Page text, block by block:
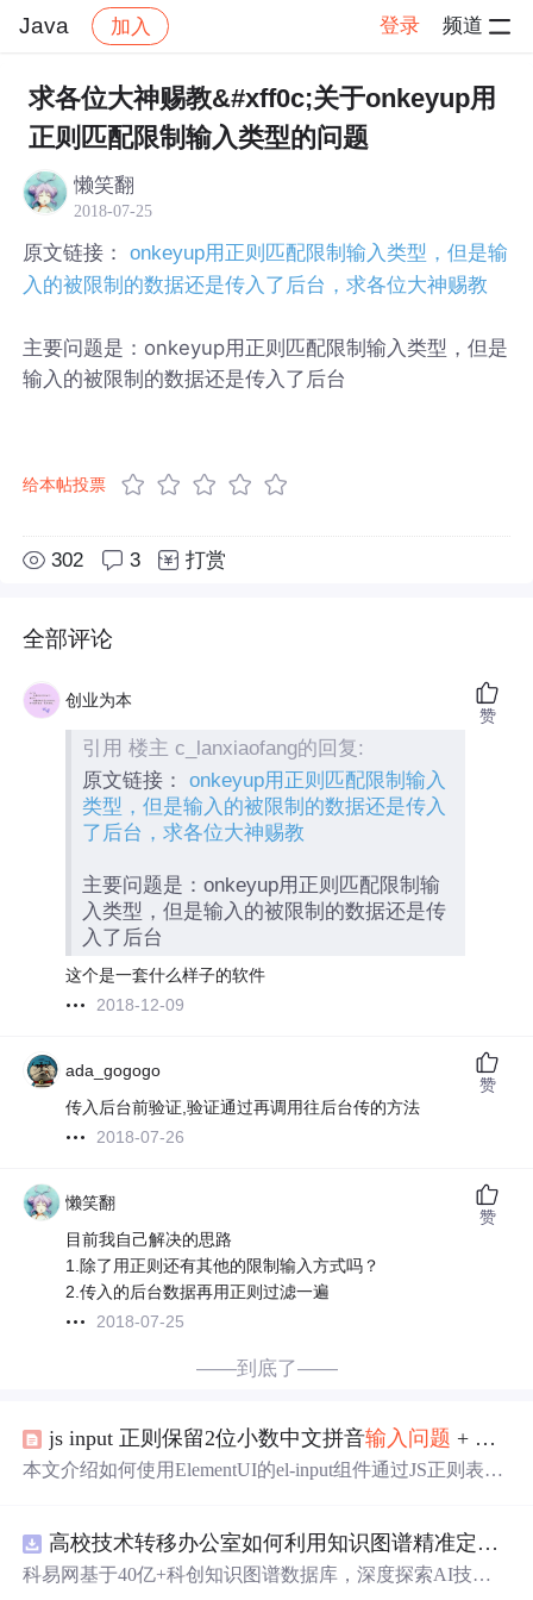
Java 加入 登录 频道
社区 Java 帖子详情
求各位大神赐教&#xff0c;关于onkeyup用
正则匹配限制输入类型的问题
懒笑翻
2018-07-25
原文链接：onkeyup用正则匹配限制输入类型，但是输
入的被限制的数据还是传入了后台，求各位大神赐教
主要问题是：onkeyup用正则匹配限制输入类型，但是
输入的被限制的数据还是传入了后台
给本帖投票
302 3 打赏
全部评论
创业为本
引用 楼主 c_lanxiaofang的回复:
原文链接：onkeyup用正则匹配限制输入
类型，但是输入的被限制的数据还是传入
了后台，求各位大神赐教
主要问题是：onkeyup用正则匹配限制输
入类型，但是输入的被限制的数据还是传
入了后台
这个是一套什么样子的软件
2018-12-09
赞
ada_gogogo
传入后台前验证,验证通过再调用往后台传的方法
2018-07-26
赞
懒笑翻
目前我自己解决的思路
1.除了用正则还有其他的限制输入方式吗？
2.传入的后台数据再用正则过滤一遍
2018-07-25
赞
——到底了——
js input 正则保留2位小数中文拼音输入 问题 + 限制
本文介绍如何使用ElementUI的el-input组件通过JS正则表达
数的方法。
高校技术转移办公室如何利用知识图谱精准定位产业需
科易网基于40亿+科创知识图谱数据库，深度探索AI技术